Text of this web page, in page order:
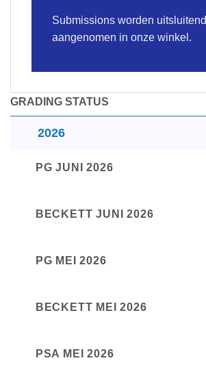
Submissions worden uitsluitend
aangenomen in onze winkel.
GRADING STATUS
2026
PG JUNI 2026
BECKETT JUNI 2026
PG MEI 2026
BECKETT MEI 2026
PSA MEI 2026